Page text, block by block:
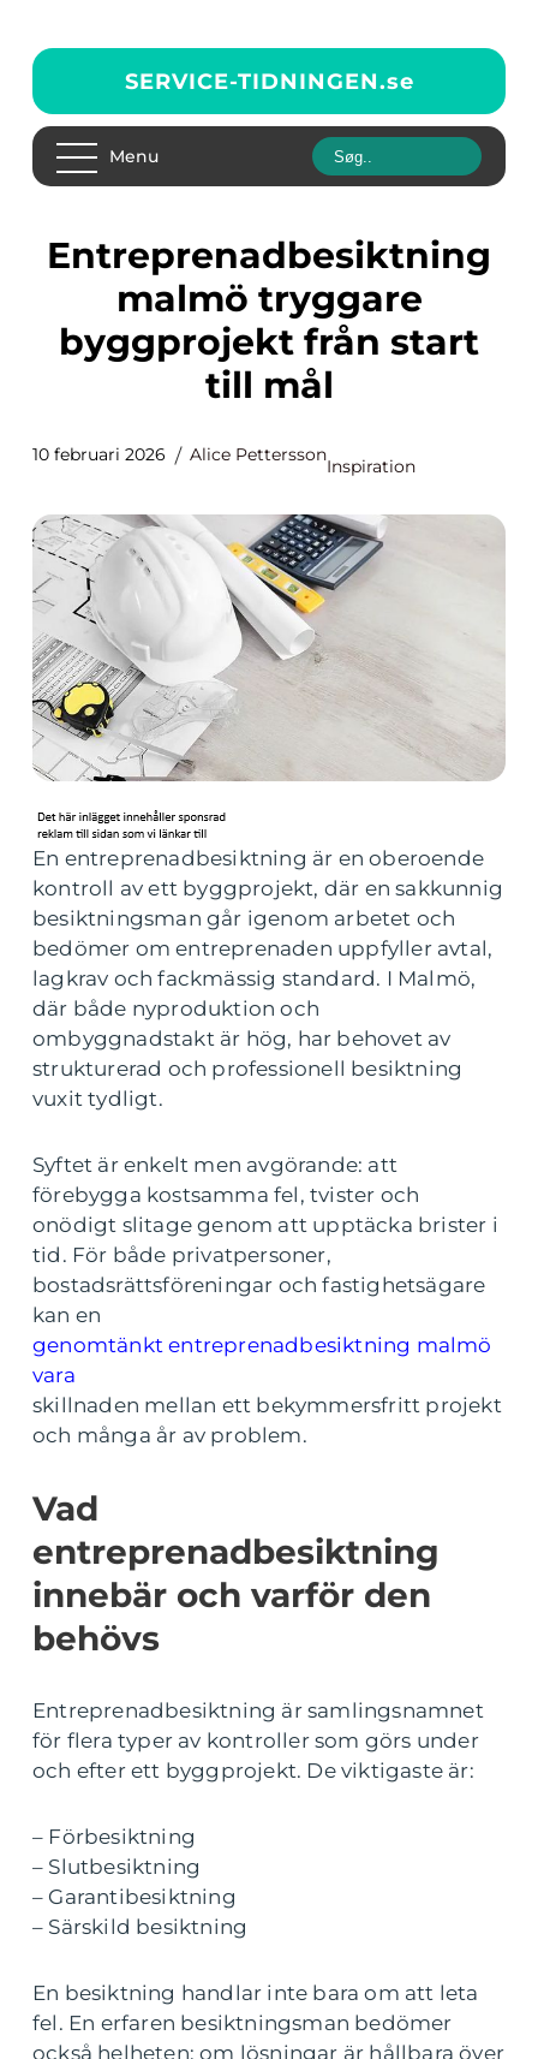
SERVICE-TIDNINGEN.se
Menu
Entreprenadbesiktning
malmö tryggare
byggprojekt från start
till mål
10 februari 2026 Alice Pettersson
Inspiration
En entreprenadbesiktning är en oberoende
kontroll av ett byggprojekt, där en sakkunnig
besiktningsman går igenom arbetet och
bedömer om entreprenaden uppfyller avtal,
lagkrav och fackmässig standard. I Malmö,
där både nyproduktion och
ombyggnadstakt är hög, har behovet av
strukturerad och professionell besiktning
vuxit tydligt.
Syftet är enkelt men avgörande: att
förebygga kostsamma fel, tvister och
onödigt slitage genom att upptäcka brister i
tid. För både privatpersoner,
bostadsrättsföreningar och fastighetsägare
kan en
genomtänkt entreprenadbesiktning malmö
vara
skillnaden mellan ett bekymmersfritt projekt
och många år av problem.
Vad
entreprenadbesiktning
innebär och varför den
behövs
Entreprenadbesiktning är samlingsnamnet
för flera typer av kontroller som görs under
och efter ett byggprojekt. De viktigaste är:
– Förbesiktning
– Slutbesiktning
– Garantibesiktning
– Särskild besiktning
En besiktning handlar inte bara om att leta
fel. En erfaren besiktningsman bedömer
också helheten: om lösningar är hållbara över